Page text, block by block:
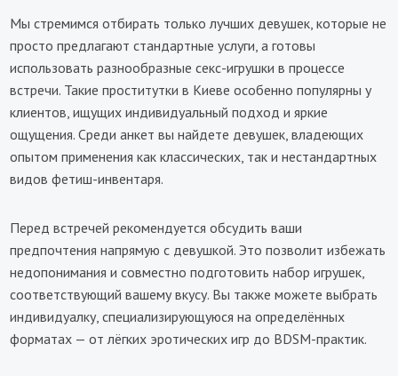
Мы стремимся отбирать только лучших девушек, которые не
просто предлагают стандартные услуги, а готовы
использовать разнообразные секс-игрушки в процессе
встречи. Такие проститутки в Киеве особенно популярны у
клиентов, ищущих индивидуальный подход и яркие
ощущения. Среди анкет вы найдете девушек, владеющих
опытом применения как классических, так и нестандартных
видов фетиш-инвентаря.
Перед встречей рекомендуется обсудить ваши
предпочтения напрямую с девушкой. Это позволит избежать
недопонимания и совместно подготовить набор игрушек,
соответствующий вашему вкусу. Вы также можете выбрать
индивидуалку, специализирующуюся на определённых
форматах — от лёгких эротических игр до BDSM-практик.